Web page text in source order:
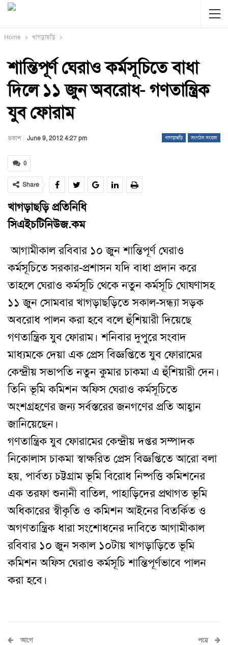
Home খাগড়াছড়ি
শান্তিপূর্ণ ঘেরাও কর্মসূচিতে বাধা
দিলে ১১ জুন অবরোধ- গণতান্ত্রিক
যুব ফোরাম
খাগড়াছড়ি সংগঠন সংবাদ
প্রকাশ : June 9, 2012 4:27 pm
0
Share
খাগড়াছড়ি প্রতিনিধি
সিএইচটিনিউজ.কম
আগামীকাল রবিবার ১০ জুন শান্তিপূর্ণ ঘেরাও
কর্মসূচিতে সরকার-প্রশাসন যদি বাধা প্রদান করে
তাহলে ঘেরাও কর্মসূচি থেকে নতুন কর্মসূচি ঘোষণাসহ
১১ জুন সোমবার খাগড়াছড়িতে সকাল-সন্ধ্যা সড়ক
অবরোধ পালন করা হবে বলে হুঁশিয়ারী দিয়েছে
গণতান্ত্রিক যুব ফোরাম। শনিবার দুপুরে সংবাদ
মাধ্যমকে দেয়া এক প্রেস বিজ্ঞপ্তিতে যুব ফোরামের
কেন্দ্রীয় সভাপতি নতুন কুমার চাকমা এ হুঁশিয়ারী দেন।
তিনি ভূমি কমিশন অফিসঘেরাও কর্মসূচিতে
অংশগ্রহণের জন্য সর্বস্তরের জনগণের প্রতি আহ্বান
জানিয়েছেন।
গণতান্ত্রিক যুব ফোরামের কেন্দ্রীয় দপ্তর সম্পাদক
নিকোলাস চাকমা স্বাক্ষরিত প্রেস বিজ্ঞপ্তিতে আরো বলা
হয়, পার্বত্য চট্টগ্রাম ভূমি বিরোধ নিষ্পত্তি কমিশনের
এক তরফা শুনানী বাতিল, পাহাড়িদের প্রথাগত ভূমি
অধিকারের স্বীকৃতি ও কমিশন আইনের বিতর্কিত ও
অগণতান্ত্রিক ধারা সংশোধনের দাবিতে আগামীকাল
রবিবার ১০ জুনসকাল ১০টায়খাগড়াড়িতে ভূমি
কমিশন অফিস ঘেরাও কর্মসূচি শান্তিপূর্ণভাবে পালন
করা হবে।
আগে পরে